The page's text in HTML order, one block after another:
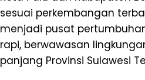
sesuai perkembangan
menjadi pusat
rapi, berwawasan
panjang Provinsi Sulawesi